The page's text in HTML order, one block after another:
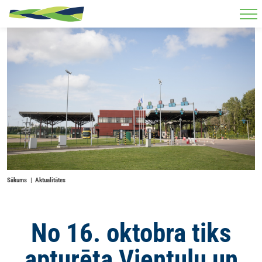
Skip to main content
Sākums Aktualitātes
No 16. oktobra tiks